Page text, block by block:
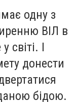
одну з
ВІЛ в
світі. І
донести
бідою.